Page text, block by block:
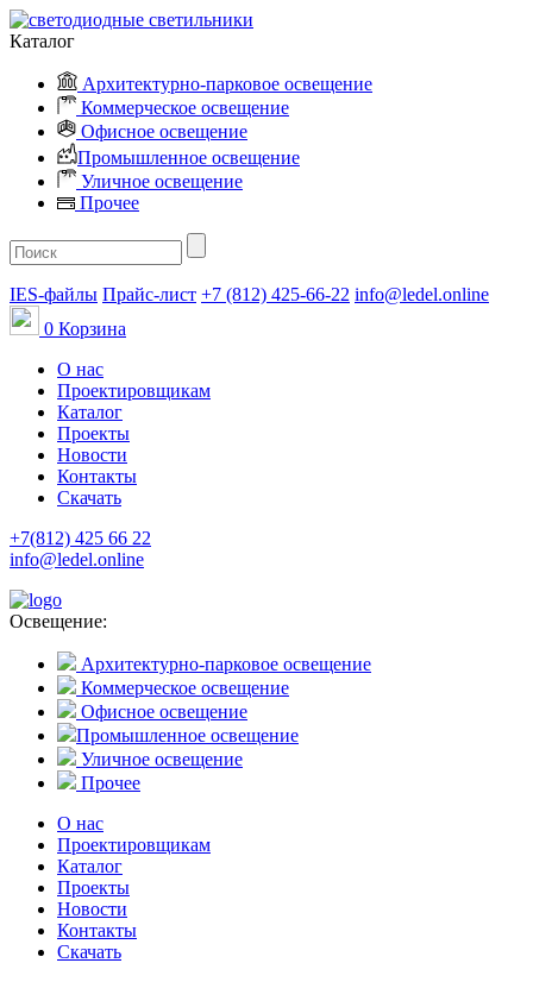
Каталог
Архитектурно-парковое освещение
Коммерческое освещение
Офисное освещение
Промышленное освещение
Уличное освещение
Прочее
IES-файлы Прайс-лист +7 (812) 425-66-22 info@ledel.online
0 Корзина
О нас
Проектировщикам
Каталог
Проекты
Новости
Контакты
Скачать
+7(812) 425 66 22
info@ledel.online
Освещение:
Архитектурно-парковое освещение
Коммерческое освещение
Офисное освещение
Промышленное освещение
Уличное освещение
Прочее
О нас
Проектировщикам
Каталог
Проекты
Новости
Контакты
Скачать